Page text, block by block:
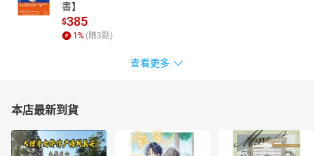
書】
$385
1 % (賺3點)
查看更多
本店最新到貨